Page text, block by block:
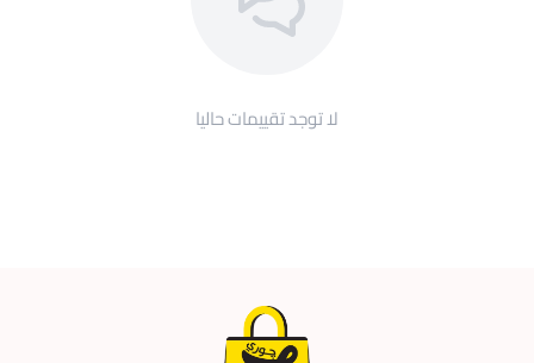
لا توجد تقييمات حاليا